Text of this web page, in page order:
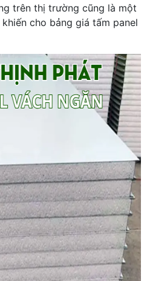
trên thị trường cũng là một
cho bảng giá tấm panel